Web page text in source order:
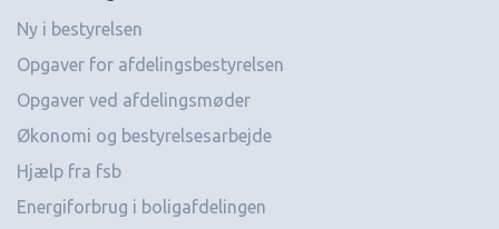
Ny i bestyrelsen
Opgaver for afdelingsbestyrelsen
Opgaver ved afdelingsmøder
Økonomi og bestyrelsesarbejde
Hjælp fra fsb
Energiforbrug i boligafdelingen